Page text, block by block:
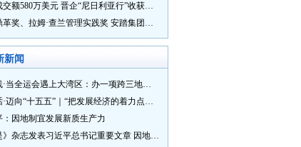
意向成交额580万美元 晋企“尼日利亚行”收获满满
拿下鼎革奖、拉姆·查兰管理实践奖 安踏集团获企业管理权威奖项
新闻
经纬线·当全运会遇上大湾区：办一项跨三地的赛事有多硬核？
一习话·迈向“十五五”｜“把发展经济的着力点放在实体经济上”
：因地制宜发展新质生产力
《求是》杂志发表习近平总书记重要文章 因地制宜发展新质生产力